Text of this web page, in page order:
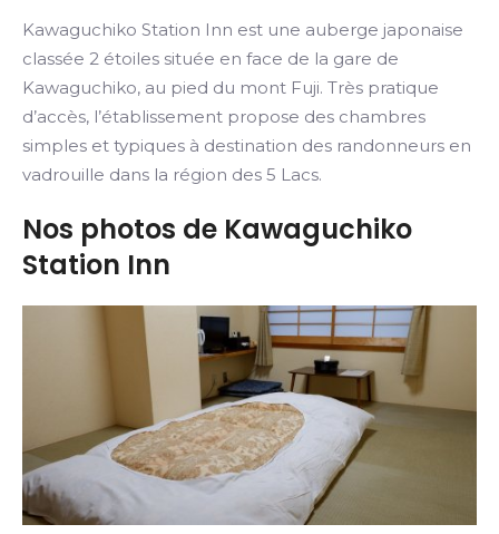
Kawaguchiko Station Inn est une auberge japonaise
classée 2 étoiles située en face de la gare de
Kawaguchiko, au pied du mont Fuji. Très pratique
d’accès, l’établissement propose des chambres
simples et typiques à destination des randonneurs en
vadrouille dans la région des 5 Lacs.
Nos photos de Kawaguchiko
Station Inn